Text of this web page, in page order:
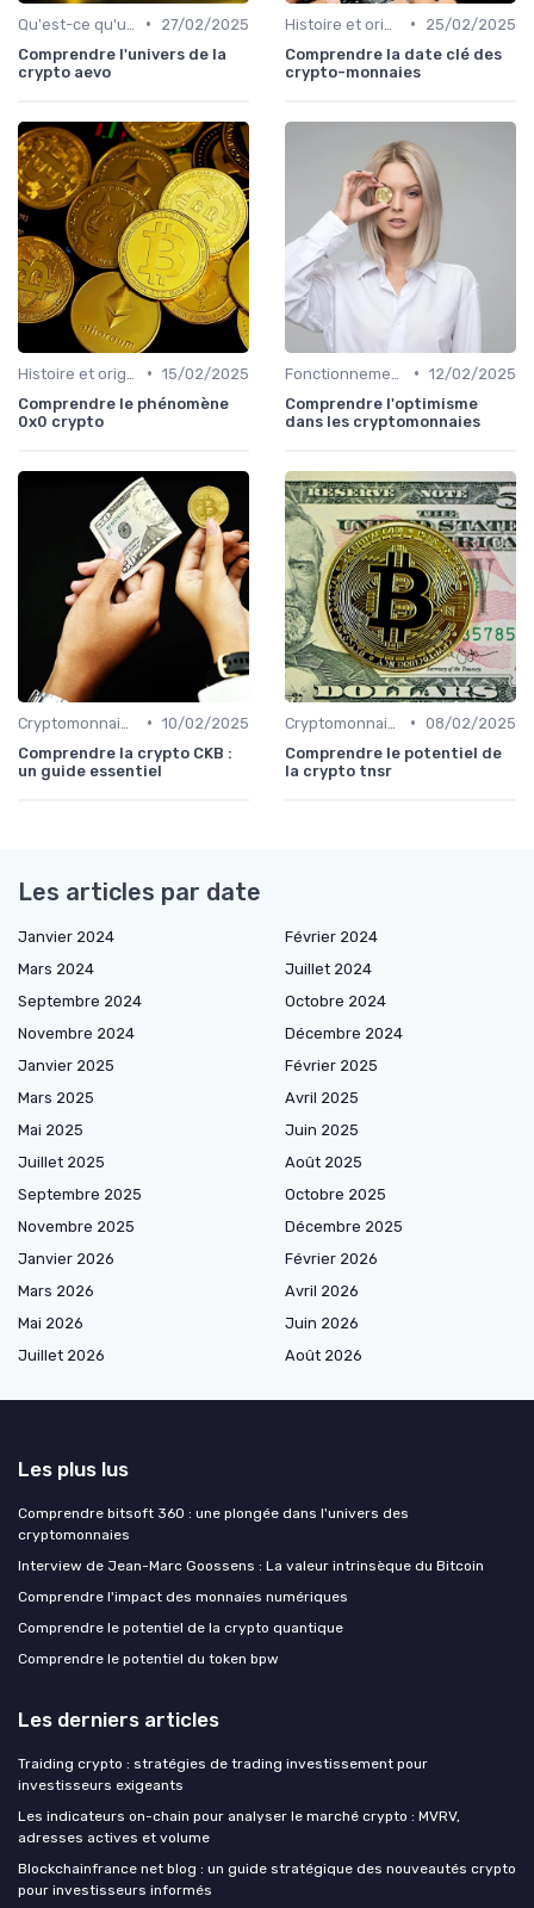
•
27/02/2025
Comprendre l'univers de la
crypto aevo
•
25/02/2025
Comprendre la date clé des
crypto-monnaies
• 15/02/2025
Comprendre le phénomène
0x0 crypto
• 12/02/2025
Comprendre l'optimisme
dans les cryptomonnaies
• 10/02/2025
Comprendre la crypto CKB :
un guide essentiel
• 08/02/2025
Comprendre le potentiel de
la crypto tnsr
Les articles par date
Janvier 2024
Février 2024
Mars 2024
Juillet 2024
Septembre 2024
Octobre 2024
Novembre 2024
Décembre 2024
Janvier 2025
Février 2025
Mars 2025
Avril 2025
Mai 2025
Juin 2025
Juillet 2025
Août 2025
Septembre 2025
Octobre 2025
Novembre 2025
Décembre 2025
Janvier 2026
Février 2026
Mars 2026
Avril 2026
Mai 2026
Juin 2026
Juillet 2026
Août 2026
Les plus lus
Comprendre bitsoft 360 : une plongée dans l'univers des
cryptomonnaies
Interview de Jean-Marc Goossens : La valeur intrinsèque du Bitcoin
Comprendre l'impact des monnaies numériques
Comprendre le potentiel de la crypto quantique
Comprendre le potentiel du token bpw
Les derniers articles
Traiding crypto : stratégies de trading investissement pour
investisseurs exigeants
Les indicateurs on-chain pour analyser le marché crypto : MVRV,
adresses actives et volume
Blockchainfrance net blog : un guide stratégique des nouveautés crypto
pour investisseurs informés